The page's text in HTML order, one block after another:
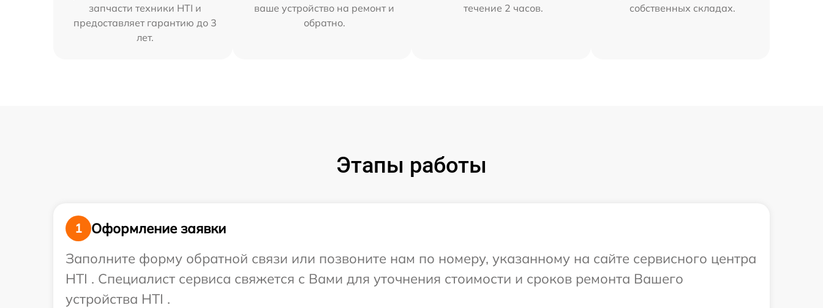
запчасти техники HTI и
предоставляет гарантию до 3
лет.
ваше устройство на ремонт и
обратно.
течение 2 часов.
собственных складах.
Этапы работы
1
Оформление заявки
Заполните форму обратной связи или позвоните нам по номеру, указанному на сайте сервисного центра
HTI . Специалист сервиса свяжется с Вами для уточнения стоимости и сроков ремонта Вашего
устройства HTI .